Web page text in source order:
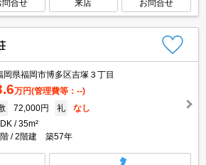
問合せ
来店
お問合せ
岡県福岡市博多区吉塚３丁目
万円(管理費等：--)
72,000円 礼
なし
35m²
2階建 築57年